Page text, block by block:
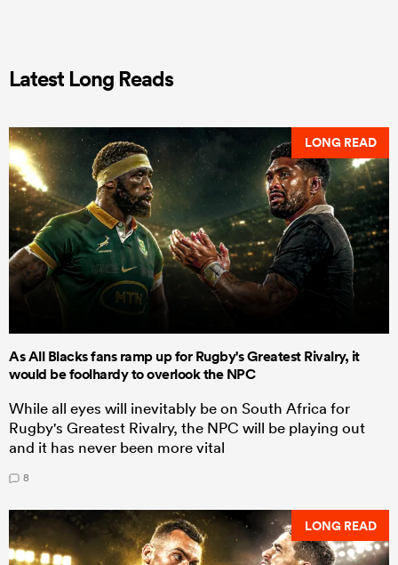
Latest Long Reads
LONG READ
As All Blacks fans ramp up for Rugby's Greatest Rivalry, it
would be foolhardy to overlook the NPC
While all eyes will inevitably be on South Africa for
Rugby's Greatest Rivalry, the NPC will be playing out
and it has never been more vital
8
LONG READ